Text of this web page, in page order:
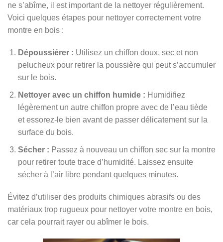
ne s’abîme, il est important de la nettoyer régulièrement.
Voici quelques étapes pour nettoyer correctement votre
montre en bois :
Dépoussiérer : Utilisez un chiffon doux, sec et non
pelucheux pour retirer la poussière qui peut s’accumuler
sur le bois.
Nettoyer avec un chiffon humide : Humidifiez
légèrement un autre chiffon propre avec de l’eau tiède
et essorez-le bien avant de passer délicatement sur la
surface du bois.
Sécher : Passez à nouveau un chiffon sec sur la montre
pour retirer toute trace d’humidité. Laissez ensuite
sécher à l’air libre pendant quelques minutes.
Évitez d’utiliser des produits chimiques abrasifs ou des
matériaux trop rugueux pour nettoyer votre montre en bois,
car cela pourrait rayer ou abîmer le bois.